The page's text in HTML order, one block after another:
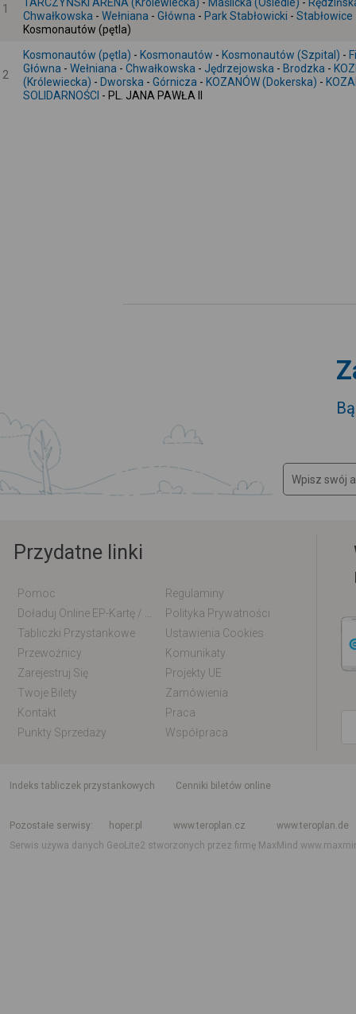
1
Chwałkowska - Wełniana - Główna - Park Stabłowicki - Stabłowice
Kosmonautów (pętla)
2
Kosmonautów (pętla) - Kosmonautów - Kosmonautów (Szpital) -
Główna - Wełniana - Chwałkowska - Jędrzejowska - Brodzka -
(Królewiecka) - Dworska - Górnicza - KOZANÓW (Dokerska) -
SOLIDARNOŚCI - PL. JANA PAWŁA II
Przydatne linki
Pomoc
Regulaminy
Polityka Prywatności
Tabliczki Przystankowe
Ustawienia Cookies
Przewoźnicy
Komunikaty
Zarejestruj Się
Projekty UE
Twoje Bilety
Zamówienia
Kontakt
Praca
Punkty Sprzedaży
Współpraca
indeks tabliczek przystankowych
Cenniki biletów online
Pozostałe serwisy
hoper.pl www.teroplan.cz
www.teroplan.de
Serwis używa danych GeoLite2 stworzonych przez firmę MaxMind